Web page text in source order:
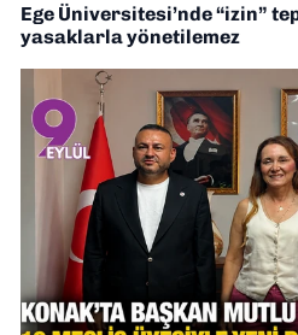
Ege Üniversitesi’nde “izin”
yasaklarla yönetilemez